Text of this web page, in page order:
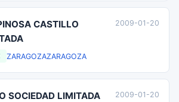
CASTILLO
ZARAGOZAZARAGOZA
2009-01-20
SOCIEDAD LIMITADA 2009-01-20